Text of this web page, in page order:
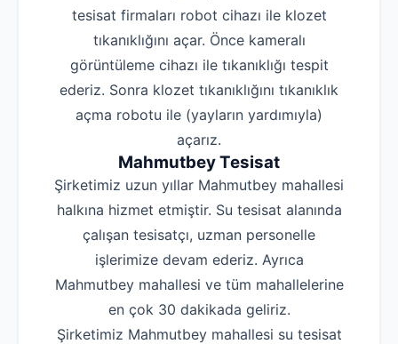
tesisat firmaları robot cihazı ile klozet
tıkanıklığını açar. Önce kameralı
görüntüleme cihazı ile tıkanıklığı tespit
ederiz. Sonra klozet tıkanıklığını tıkanıklık
açma robotu ile (yayların yardımıyla)
açarız.
Mahmutbey Tesisat
Şirketimiz uzun yıllar Mahmutbey mahallesi
halkına hizmet etmiştir. Su tesisat alanında
çalışan tesisatçı, uzman personelle
işlerimize devam ederiz. Ayrıca
Mahmutbey mahallesi ve tüm mahallelerine
en çok 30 dakikada geliriz.
Şirketimiz Mahmutbey mahallesi su tesisat